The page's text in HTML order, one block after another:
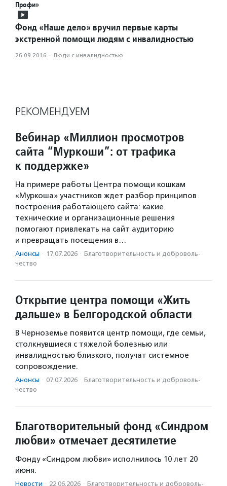
Профи»
Фонд «Наше дело» вручил первые карты
экстренной помощи людям с инвалидностью
26.09.2016 · Люди с инвалидностью
РЕКОМЕНДУЕМ
Вебинар «Миллион просмотров
сайта “Муркоши”: от трафика
к поддержке»
На примере работы Центра помощи кошкам
«Муркоша» участников ждет разбор принципов
построения работающего сайта: какие
технические и организационные решения
помогают привлекать на сайт аудиторию
и превращать посещения в…
Анонсы · 17.07.2026 · Благотвори­тель­ность и доброволь­
чест­во
Открытие центра помощи «Жить
дальше» в Белгородской области
В Черноземье появится центр помощи, где семьи,
столкнувшиеся с тяжелой болезнью или
инвалидностью близкого, получат системное
сопровождение.
Анонсы · 07.07.2026 · Благотвори­тель­ность и доброволь­
чест­во
Благотворительный фонд «Синдром
любви» отмечает десятилетие
Фонду «Синдром любви» исполнилось 10 лет 20
июня.
Новости · 22.06.2026 · Благотвори­тель­ность и доброволь­